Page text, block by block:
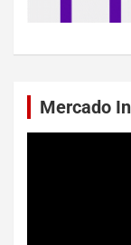
Mercado